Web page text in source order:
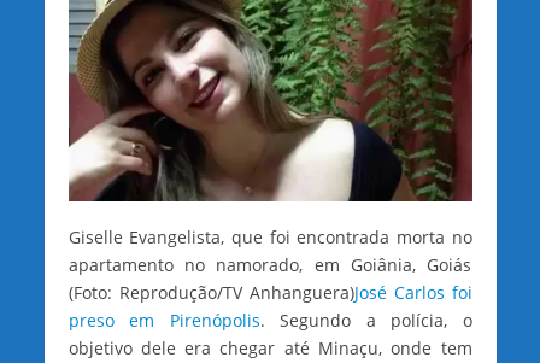
Giselle Evangelista, que foi encontrada morta no
apartamento no namorado, em Goiânia, Goiás
(Foto: Reprodução/TV Anhanguera)José Carlos foi
preso em Pirenópolis. Segundo a polícia, o
objetivo dele era chegar até Minaçu, onde tem